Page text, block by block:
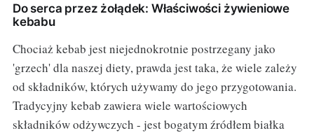
Do serca przez żołądek: Właściwości żywieniowe
kebabu
Chociaż kebab jest niejednokrotnie postrzegany jako
'grzech' dla naszej diety, prawda jest taka, że wiele zależy
od składników, których używamy do jego przygotowania.
Tradycyjny kebab zawiera wiele wartościowych
składników odżywczych - jest bogatym źródłem białka